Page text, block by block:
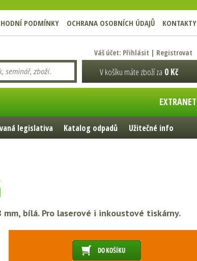
PODMÍNKY OCHRANA OSOBNÍCH ÚDAJŮ KONTAKTY
Váš účet: Přihlásit | Registrovat
V košíku máte zboží za 0 Kč
EXTRANET
legislativa Katalog odpadů Užitečné info
bílá. Pro laserové i inkoustové tiskárny.